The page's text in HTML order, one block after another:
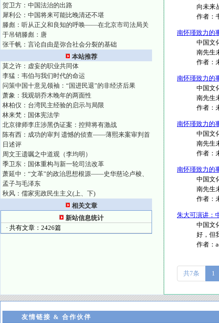
贺卫方：中国法治的出路
犀利公：中国将来可能比晚清还不堪
滕彪：听从正义和良知的呼唤——在北京市司法局关
于吊销滕彪：唐
张千帆：言论自由是弥合社会分裂的基础
本站推荐
莫之许：虚妄的职业共同体
李猛：韦伯与我们时代的命运
问策中国十意见领袖：“国进民退”的非经济后果
萧象：我观胡乔木晚年的两面性
林柏仪：台湾民主经验的启示与局限
林来梵：国体宪法学
北京律师李庄涉黑伪证案：控辩将有激战
陈有西：成功的审判 遗憾的侦查——薄熙来案审判首
日述评
周文王遗嘱之中道观（李均明）
季卫东：国体重构与新一轮司法改革
萧延中：“文革”的政治思想根源——史华慈论卢梭、
孟子与毛泽东
秋风：儒家宪政民生主义(上、下)
相关文章
新站信息统计
· 共有文章：2426篇
向未来
作者：
南怀瑾致力的
中国文
南先生
作者：
南怀瑾致力的
中国文
南先生
作者：
南怀瑾致力的
中国文
南先生
作者：
南怀瑾致力的
中国文
南先生
作者：
朱大可演讲：
中国文
好，但
作者：
共7条 1
友情链接 & 合作伙伴